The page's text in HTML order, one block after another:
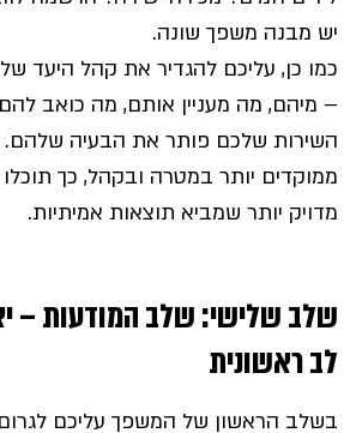
יש מבנה משפך שונה.
כמו כן, עליכם להגדיר את קהל היעד
– מיהם, מה מעניין אותם, מה כואב להם
השירות שלכם פותר את הבעיה שלהם.
ממוקדים יותר במטרה ובקהל, כך
מדויק יותר שמביא תוצאות אמיתיות.
שלב שלישי: שלב המודעות –
לב ראשונית
בשלב הראשון של המשפך עליכם